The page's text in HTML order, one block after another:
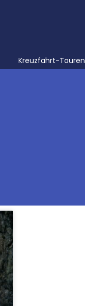
Kreuzfahrt-Touren